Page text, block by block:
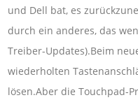
und Dell bat, es
durch ein anderes, das
Treiber-Updates).Beim
wiederholten
lösen.Aber die Touchpad-